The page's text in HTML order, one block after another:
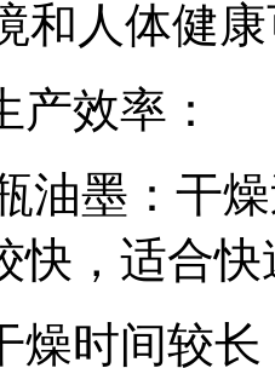
和人体健
效率：
油墨：干
快，适合
燥时间较